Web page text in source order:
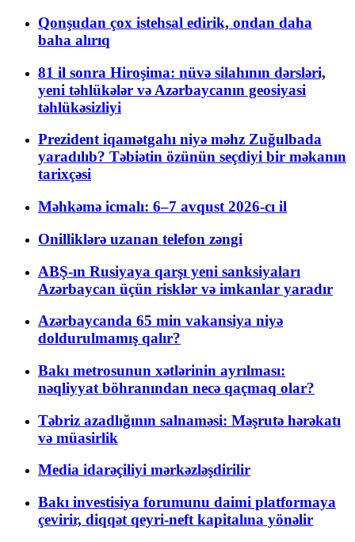
Qonşudan çox istehsal edirik, ondan daha
baha alırıq
81 il sonra Hiroşima: nüvə silahının dərsləri,
yeni təhlükələr və Azərbaycanın geosiyasi
təhlükəsizliyi
Prezident iqamətgahı niyə məhz Zuğulbada
yaradılıb? Təbiətin özünün seçdiyi bir məkanın
tarixçəsi
Məhkəmə icmalı: 6–7 avqust 2026-cı il
Onilliklərə uzanan telefon zəngi
ABŞ-ın Rusiyaya qarşı yeni sanksiyaları
Azərbaycan üçün risklər və imkanlar yaradır
Azərbaycanda 65 min vakansiya niyə
doldurulmamış qalır?
Bakı metrosunun xətlərinin ayrılması:
nəqliyyat böhranından necə qaçmaq olar?
Təbriz azadlığının salnaməsi: Məşrutə hərəkatı
və müasirlik
Media idarəçiliyi mərkəzləşdirilir
Bakı investisiya forumunu daimi platformaya
çevirir, diqqət qeyri-neft kapitalına yönəlir